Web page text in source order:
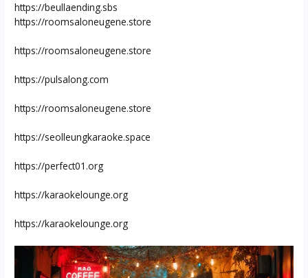
https://beullaending.sbs
https://roomsaloneugene.store
https://roomsaloneugene.store
https://pulsalong.com
https://roomsaloneugene.store
https://seolleungkaraoke.space
https://perfect01.org
https://karaokelounge.org
https://karaokelounge.org